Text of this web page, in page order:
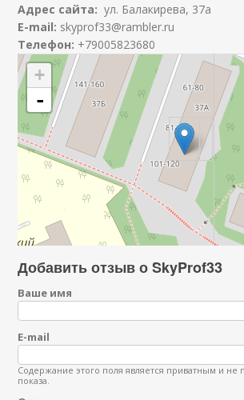
Адрес сайта: ул. Балакирева, 37а
E-mail: skyprof33@rambler.ru
Телефон: +79005823680
+
-
Добавить отзыв о SkyProf33
Ваше имя
E-mail
Содержание этого поля является приватным и не
показа.